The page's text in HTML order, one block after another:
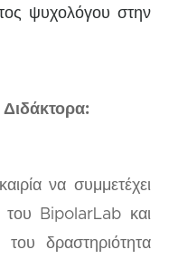
ψυχολόγου στην
Διδάκτορα:
να συμμετέχει
του BipolarLab και
του δραστηριότητα